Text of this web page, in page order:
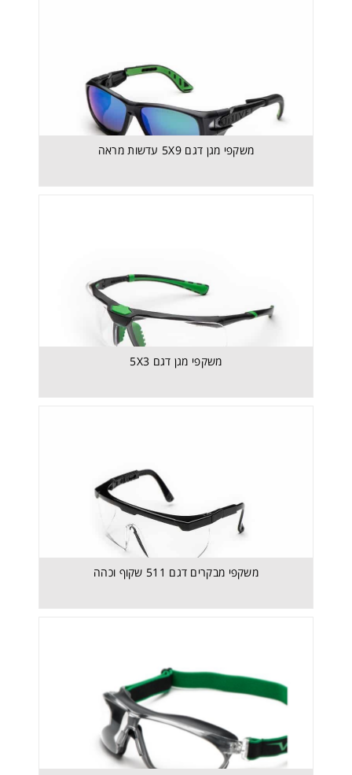
משקפי מגן דגם 5X9 עדשות מראה
משקפי מגן דגם 5X3
משקפי מבקרים דגם 511 שקוף וכהה
משקפי גוגלס דגם 625 של חברת UNIVET